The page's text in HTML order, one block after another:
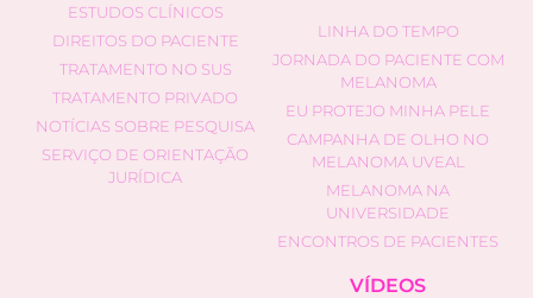
ESTUDOS CLÍNICOS
DIREITOS DO PACIENTE
TRATAMENTO NO SUS
TRATAMENTO PRIVADO
NOTÍCIAS SOBRE PESQUISA
SERVIÇO DE ORIENTAÇÃO
JURÍDICA
LINHA DO TEMPO
JORNADA DO PACIENTE COM
MELANOMA
EU PROTEJO MINHA PELE
CAMPANHA DE OLHO NO
MELANOMA UVEAL
MELANOMA NA
UNIVERSIDADE
ENCONTROS DE PACIENTES
VÍDEOS